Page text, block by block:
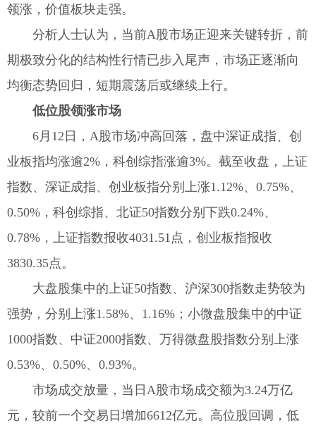
领涨，价值板块走强。
分析人士认为，当前A股市场正迎来关键转折，前
期极致分化的结构性行情已步入尾声，市场正逐渐向
均衡态势回归，短期震荡后或继续上行。
低位股领涨市场
6月12日，A股市场冲高回落，盘中深证成指、创
业板指均涨逾2%，科创综指涨逾3%。截至收盘，上证
指数、深证成指、创业板指分别上涨1.12%、0.75%、
0.50%，科创综指、北证50指数分别下跌0.24%、
0.78%，上证指数报收4031.51点，创业板指报收
3830.35点。
大盘股集中的上证50指数、沪深300指数走势较为
强势，分别上涨1.58%、1.16%；小微盘股集中的中证
1000指数、中证2000指数、万得微盘股指数分别上涨
0.53%、0.50%、0.93%。
市场成交放量，当日A股市场成交额为3.24万亿
元，较前一个交易日增加6612亿元。高位股回调，低